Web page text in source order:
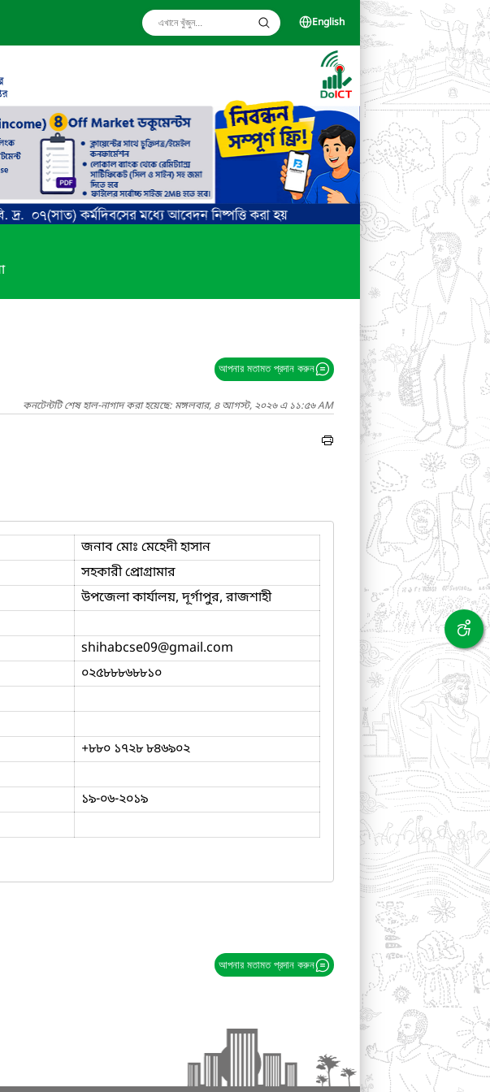
English
আপনার মতামত প্রদান করুন
কনটেন্টটি শেষ হাল-নাগাদ করা হয়েছে: মঙ্গলবার, ৪ আগস্ট, ২০২৬ এ ১১:৫৬ AM
জনাব মোঃ মেহেদী হাসান
সহকারী প্রোগ্রামার
উপজেলা কার্যালয়, দূর্গাপুর, রাজশাহী
shihabcse09@gmail.com
০২৫৮৮৮৬৮৮১০
+৮৮০ ১৭২৮ ৮৪৬৯০২
১৯-০৬-২০১৯
আপনার মতামত প্রদান করুন